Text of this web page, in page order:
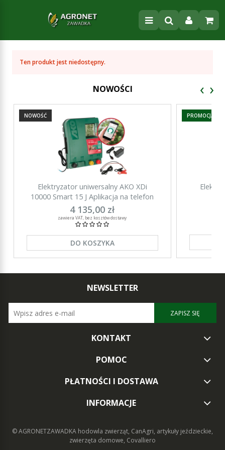
Ten produkt jest niedostępny.
NOWOŚCI
Elektryzator uniwersalny AKO XDi
10000 Smart 15 J Aplikacja na telefon
4 135,00 zł
zawiera VAT, bez kosztów dostawy
DO KOSZYKA
NOWOŚĆ PROMOCJA
‹ ›
NEWSLETTER
ZAPISZ SIĘ
KONTAKT
POMOC
PŁATNOŚCI I DOSTAWA
INFORMACJE
© AGRONETZAWADKA hodowla zwierząt, CanAgri, artykuły jeździeckie,
zwierzęta domowe, Covalliero